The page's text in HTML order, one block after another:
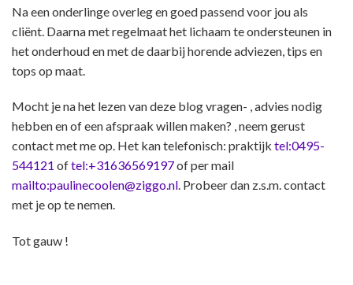
Na een onderlinge overleg en goed passend voor jou als
cliënt. Daarna met regelmaat het lichaam te ondersteunen in
het onderhoud en met de daarbij horende adviezen, tips en
tops op maat.
Mocht je na het lezen van deze blog vragen- , advies nodig
hebben en of een afspraak willen maken? , neem gerust
contact met me op. Het kan telefonisch: praktijk tel:0495-
544121 oftel:+31636569197of per mail
mailto:paulinecoolen@ziggo.nl. Probeer dan z.s.m. contact
met je op te nemen.
Tot gauw !